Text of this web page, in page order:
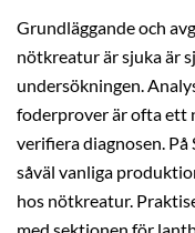
Grundläggande och
nötkreatur är sjuka är
undersökningen.
foderprover är ofta ett
verifiera diagnosen.
såväl vanliga
hos nötkreatur.